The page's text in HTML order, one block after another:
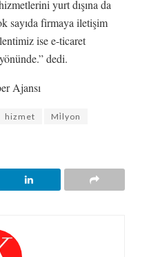
yurt dışına da
sayıda firmaya iletişim
ise e-ticaret
dedi.
Ajansı
hizmet
Mi̇lyon